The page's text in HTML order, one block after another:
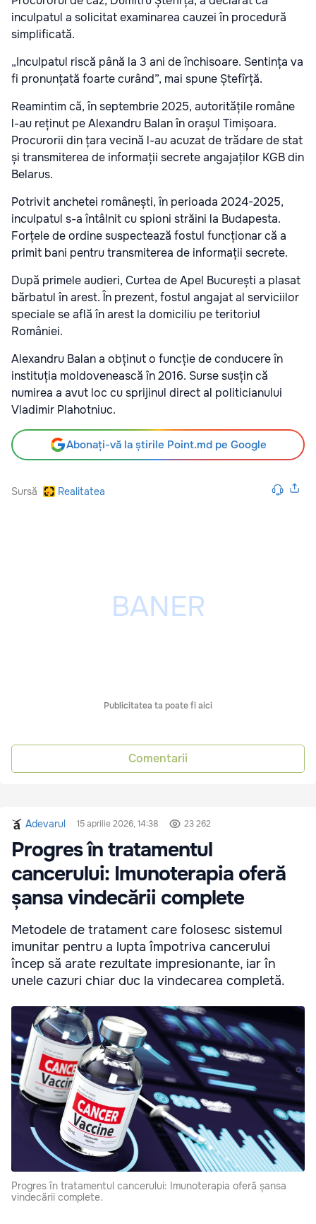
inculpatul a solicitat examinarea cauzei în procedură
simplificată.
„Inculpatul riscă până la 3 ani de închisoare. Sentința va
fi pronunțată foarte curând”, mai spune Ștefîrță.
Reamintim că, în septembrie 2025, autoritățile române
l-au reținut pe Alexandru Balan în orașul Timișoara.
Procurorii din țara vecină l-au acuzat de trădare de stat
și transmiterea de informații secrete angajaților KGB din
Belarus.
Potrivit anchetei românești, în perioada 2024-2025,
inculpatul s-a întâlnit cu spioni străini la Budapesta.
Forțele de ordine suspectează fostul funcționar că a
primit bani pentru transmiterea de informații secrete.
După primele audieri, Curtea de Apel București a plasat
bărbatul în arest. În prezent, fostul angajat al serviciilor
speciale se află în arest la domiciliu pe teritoriul
României.
Alexandru Balan a obținut o funcție de conducere în
instituția moldovenească în 2016. Surse susțin că
numirea a avut loc cu sprijinul direct al politicianului
Vladimir Plahotniuc.
Abonați-vă la știrile Point.md pe Google
Sursă Realitatea
Publicitatea ta poate fi aici
Comentarii
Adevarul 15 aprilie 2026, 14:38 23 262
Progres în tratamentul
cancerului: Imunoterapia oferă
șansa vindecării complete
Metodele de tratament care folosesc sistemul
imunitar pentru a lupta împotriva cancerului
încep să arate rezultate impresionante, iar în
unele cazuri chiar duc la vindecarea completă.
Progres în tratamentul cancerului: Imunoterapia oferă șansa
vindecării complete.